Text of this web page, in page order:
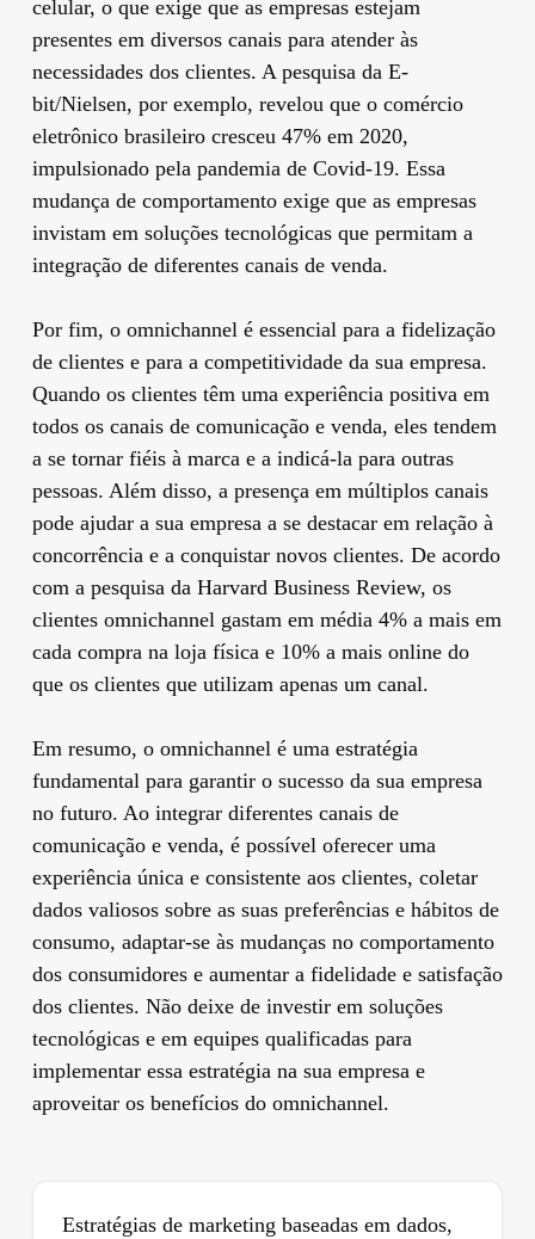
celular, o que exige que as empresas estejam
presentes em diversos canais para atender às
necessidades dos clientes. A pesquisa da E-
bit/Nielsen, por exemplo, revelou que o comércio
eletrônico brasileiro cresceu 47% em 2020,
impulsionado pela pandemia de Covid-19. Essa
mudança de comportamento exige que as empresas
invistam em soluções tecnológicas que permitam a
integração de diferentes canais de venda.
Por fim, o omnichannel é essencial para a fidelização
de clientes e para a competitividade da sua empresa.
Quando os clientes têm uma experiência positiva em
todos os canais de comunicação e venda, eles tendem
a se tornar fiéis à marca e a indicá-la para outras
pessoas. Além disso, a presença em múltiplos canais
pode ajudar a sua empresa a se destacar em relação à
concorrência e a conquistar novos clientes. De acordo
com a pesquisa da Harvard Business Review, os
clientes omnichannel gastam em média 4% a mais em
cada compra na loja física e 10% a mais online do
que os clientes que utilizam apenas um canal.
Em resumo, o omnichannel é uma estratégia
fundamental para garantir o sucesso da sua empresa
no futuro. Ao integrar diferentes canais de
comunicação e venda, é possível oferecer uma
experiência única e consistente aos clientes, coletar
dados valiosos sobre as suas preferências e hábitos de
consumo, adaptar-se às mudanças no comportamento
dos consumidores e aumentar a fidelidade e satisfação
dos clientes. Não deixe de investir em soluções
tecnológicas e em equipes qualificadas para
implementar essa estratégia na sua empresa e
aproveitar os benefícios do omnichannel.
Estratégias de marketing baseadas em dados,